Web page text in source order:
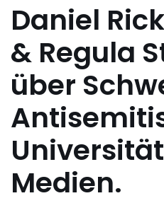
Daniel
& Regula
über
Medien.